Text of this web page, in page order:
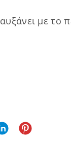
με